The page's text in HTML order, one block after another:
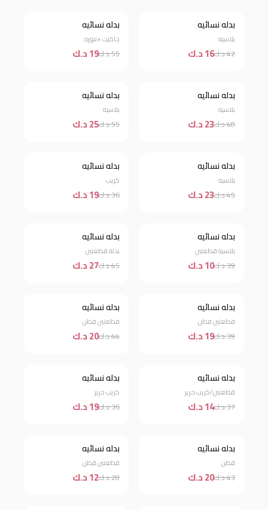
خصم 62%
بدله نسائيه
بلاسيه
42 د.ك 16 د.ك
خصم 65%
بدله نسائيه
جاكيت +تنوره
55 د.ك 19 د.ك
خصم 43%
بدله نسائيه
بلاسيه
40 د.ك 23 د.ك
خصم 55%
بدله نسائيه
بلاسيه
55 د.ك 25 د.ك
خصم 49%
بدله نسائيه
بلاسيه
45 د.ك 23 د.ك
خصم 47%
بدله نسائيه
كريب
36 د.ك 19 د.ك
خصم 74%
بدله نسائيه
بلاسيه قطعتين
39 د.ك 10 د.ك
خصم 40%
بدله نسائيه
بدله قطعتين
45 د.ك 27 د.ك
خصم 51%
بدله نسائيه
قطعتين قطن
39 د.ك 19 د.ك
خصم 55%
بدله نسائيه
قطعتين قطن
44 د.ك 20 د.ك
خصم 62%
بدله نسائيه
قطعتين/كريب حرير
37 د.ك 14 د.ك
خصم 47%
بدله نسائيه
كريب حرير
36 د.ك 19 د.ك
بدله نسائيه
قطن
43 د.ك 20 د.ك
خصم 57%
بدله نسائيه
قطعتين قطن
28 د.ك 12 د.ك